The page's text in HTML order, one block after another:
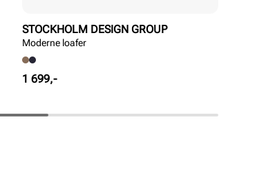
STOCKHOLM DESIGN GROUP
Moderne loafer
Pris
1 699,-